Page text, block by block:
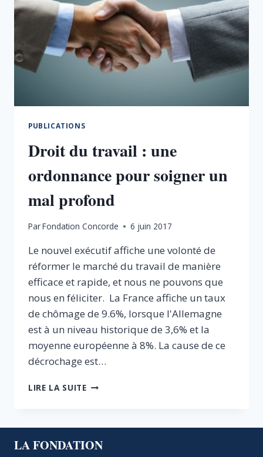
PUBLICATIONS
Droit du travail : une
ordonnance pour soigner un
mal profond
ParFondation Concorde 6 juin 2017
Le nouvel exécutif affiche une volonté de
réformer le marché du travail de manière
efficace et rapide, et nous ne pouvons que
nous en féliciter. La France affiche un taux
de chômage de 9.6%, lorsque l'Allemagne
est à un niveau historique de 3,6% et la
moyenne européenne à 8%. La cause de ce
décrochage est…
LIRE LA SUITEDROIT
ORDONNANCE
LA FONDATION